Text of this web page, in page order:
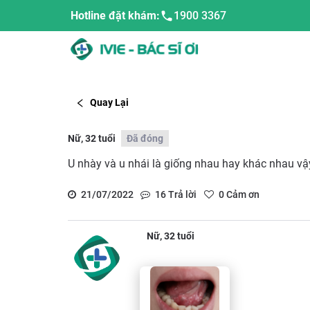
Hotline đặt khám: 1900 3367
Quay Lại
Nữ, 32 tuổi Đã đóng
U nhày và u nhái là giống nhau hay khác nhau
21/07/2022 16Trả lời 0Cảm ơn
Nữ, 32 tuổi